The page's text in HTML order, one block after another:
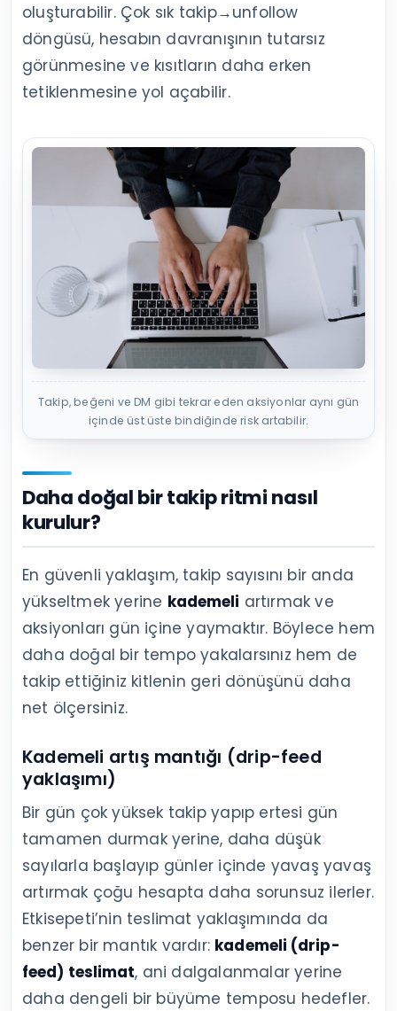
oluşturabilir. Çok sık takip→unfollow
döngüsü, hesabın davranışının tutarsız
görünmesine ve kısıtların daha erken
tetiklenmesine yol açabilir.
Takip, beğeni ve DM gibi tekrar eden aksiyonlar aynı gün
içinde üst üste bindiğinde risk artabilir.
Daha doğal bir takip ritmi nasıl
kurulur?
En güvenli yaklaşım, takip sayısını bir anda
yükseltmek yerine kademeli artırmak ve
aksiyonları gün içine yaymaktır. Böylece hem
daha doğal bir tempo yakalarsınız hem de
takip ettiğiniz kitlenin geri dönüşünü daha
net ölçersiniz.
Kademeli artış mantığı (drip-feed
yaklaşımı)
Bir gün çok yüksek takip yapıp ertesi gün
tamamen durmak yerine, daha düşük
sayılarla başlayıp günler içinde yavaş yavaş
artırmak çoğu hesapta daha sorunsuz ilerler.
Etkisepeti’nin teslimat yaklaşımında da
benzer bir mantık vardır: kademeli (drip-
feed) teslimat, ani dalgalanmalar yerine
daha dengeli bir büyüme temposu hedefler.